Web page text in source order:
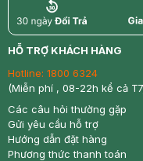
return
HỖ TRỢ KHÁCH HÀNG
Hotline: 1800 6324
(Miễn phí , 08-22h kể cả
Các câu hỏi thường gặp
Gửi yêu cầu hỗ trợ
Hướng dẫn đặt hàng
Phương thức thanh toán